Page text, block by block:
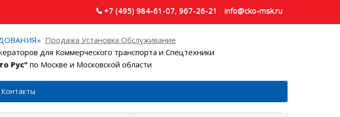
+7 (495) 984-61-07, 967-26-21 info@cko-msk.ru
Продажа Установка Обслуживание
для Коммерческого транспорта и Спецтехники
Рус" по Москве и Московской области
Контакты